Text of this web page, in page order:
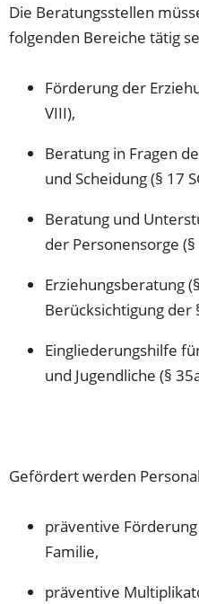
Die Beratungsstellen
folgenden Bereiche tätig
Förderung der
VIII),
Beratung in Fragen
und Scheidung (§ 17
Beratung und
der Personensorge (§
Erziehungsberatung
Berücksichtigung der
Eingliederungshilfe
und Jugendliche (§
Gefördert werden
präventive
Familie,
präventive